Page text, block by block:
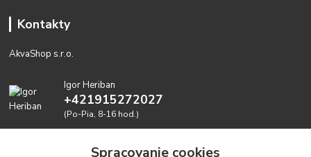
Kontakty
AkvaShop s.r.o.
Igor Heriban
+421915272027
(Po-Pia, 8-16 hod.)
Spracovanie cookies